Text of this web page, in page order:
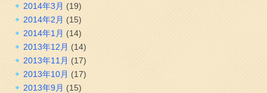
2014年3月 (19)
2014年2月 (15)
2014年1月 (14)
2013年12月 (14)
2013年11月 (17)
2013年10月 (17)
2013年9月 (15)